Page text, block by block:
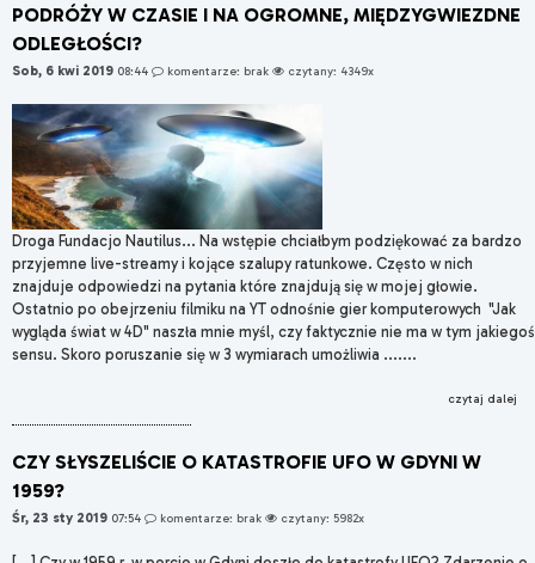
PODRÓŻY W CZASIE I NA OGROMNE, MIĘDZYGWIEZDNE
ODLEGŁOŚCI?
Sob, 6 kwi 2019 08:44 komentarze: brak czytany: 4349x
Droga Fundacjo Nautilus... Na wstępie chciałbym podziękować za bardzo
przyjemne live-streamy i kojące szalupy ratunkowe. Często w nich
znajduje odpowiedzi na pytania które znajdują się w mojej głowie.
Ostatnio po obejrzeniu filmiku na YT odnośnie gier komputerowych "Jak
wygląda świat w 4D" naszła mnie myśl, czy faktycznie nie ma w tym jakiegoś
sensu. Skoro poruszanie się w 3 wymiarach umożliwia .......
czytaj dalej
CZY SŁYSZELIŚCIE O KATASTROFIE UFO W GDYNI W
1959?
Śr, 23 sty 2019 07:54 komentarze: brak czytany: 5982x